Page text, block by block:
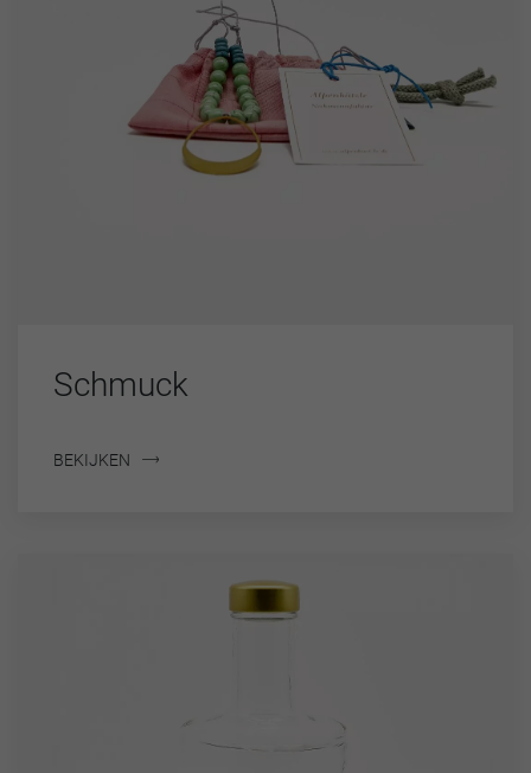
Schmuck
BEKIJKEN